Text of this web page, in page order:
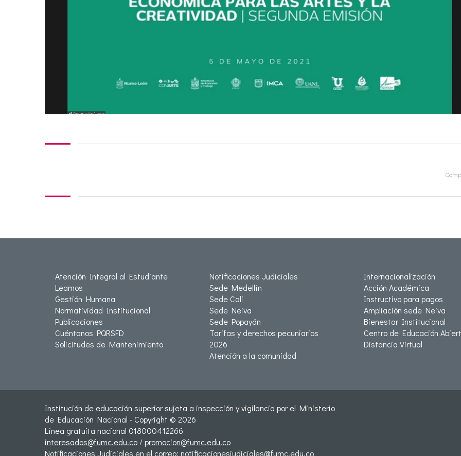
Atención Integral al Estudiante
Leamos
Gestión Humana
Normatividad Institucional
Publicaciones
Cuéntanos PQRSFD
Solicitudes de Mantenimiento
Notificaciones Judiciales
Sede Medellín
Sede Cali
Sede Neiva
Sede Popayán
Tarifas y derechos pecuniarios
2026
Atención a la comunidad
Internacionalización
Acción Académica
Instructivo para pagos
Ampliación sede Neiva
Bienestar Institucional
Centro de Educación
Distancia Virtual
Institución de educación superior sujeta a inspección y vigilancia por el Ministerio
de Educación Nacional - Copyright © 2026
Línea gratuita nacional 018000412266
interesados@fumc.edu.co /promocion@fumc.edu.co
Notificaciones Judiciales en el correo: notificacionesjudiciales@fumc.edu.co